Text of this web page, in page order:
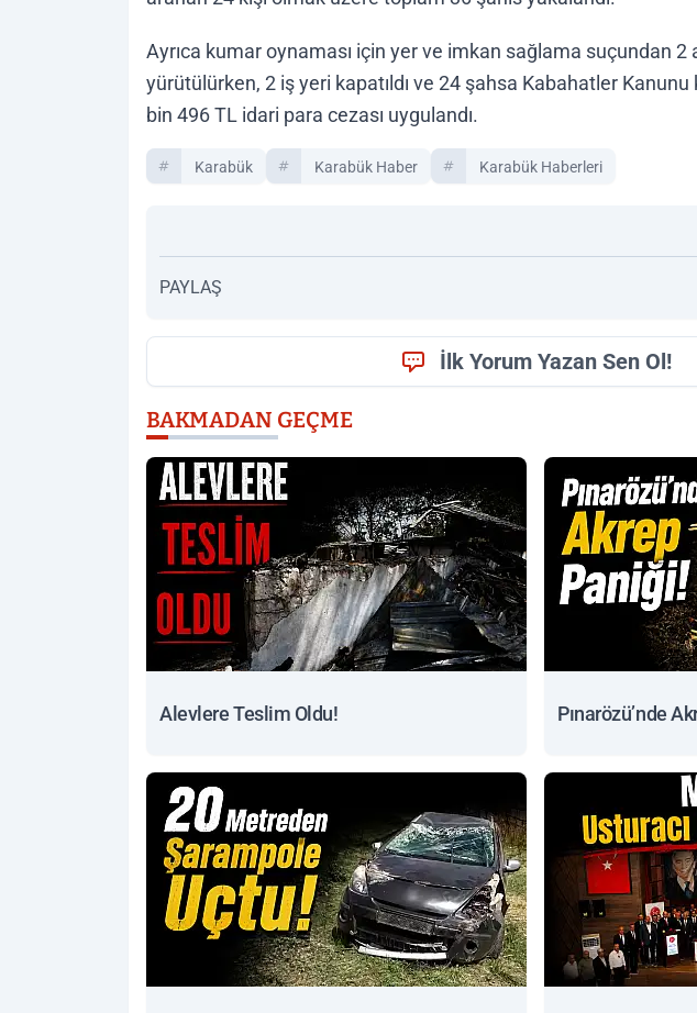
Ayrıca kumar oynaması için yer ve imkan sağlama suçundan 2
yürütülürken, 2 iş yeri kapatıldı ve 24 şahsa Kabahatler
bin 496 TL idari para cezası uygulandı.
Karabük Karabük Haber Karabük Haberleri
PAYLAŞ
İlk Yorum Yazan Sen Ol!
BAKMADAN GEÇME
Alevlere Teslim Oldu! Pınarözü’nde